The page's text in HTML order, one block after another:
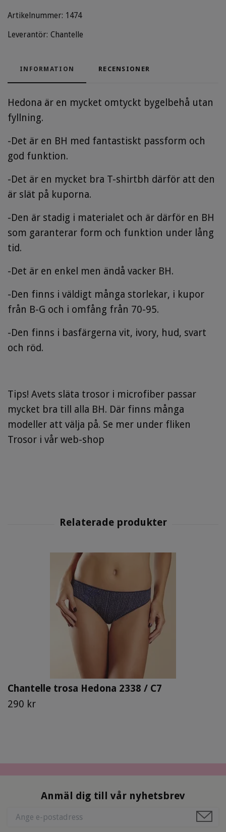
Artikelnummer: 1474
Leverantör: Chantelle
INFORMATION RECENSIONER
Hedona är en mycket omtyckt bygelbehå utan
fyllning.
-Det är en BH med fantastiskt passform och
god funktion.
-Det är en mycket bra T-shirtbh därför att den
är slät på kuporna.
-Den är stadig i materialet och är därför en BH
som garanterar form och funktion under lång
tid.
-Det är en enkel men ändå vacker BH.
-Den finns i väldigt många storlekar, i kupor
från B-G och i omfång från 70-95.
-Den finns i basfärgerna vit, ivory, hud, svart
och röd.
Tips! Avets släta trosor i microfiber passar
mycket bra till alla BH. Där finns många
modeller att välja på. Se mer under fliken
Trosor i vår web-shop
Chantelle trosa Hedona 2338 / C7
290 kr
Anmäl dig till vår nyhetsbrev